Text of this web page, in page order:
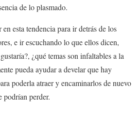
de lo plasmado.
en esta tendencia para ir detrás de los
e ir escuchando lo que ellos dicen,
¿qué temas son infaltables a la
pueda ayudar a develar que hay
poderla atraer y encaminarlos de nuevo
podrían perder.